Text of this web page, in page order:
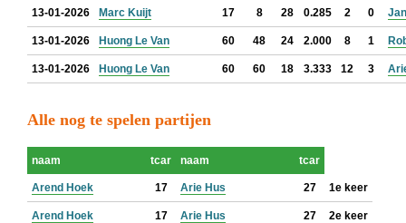
13-01-2026 Marc Kuijt 17 8 28 0.285 2 0
13-01-2026 Huong Le Van 60 48 24 2.000 8 1
13-01-2026 Huong Le Van 60 60 18 3.333 12 3
Alle nog te spelen partijen
naam tcar naam tcar
Arend Hoek 17 Arie Hus 27 1e keer
Arend Hoek 17 Arie Hus 27 2e keer